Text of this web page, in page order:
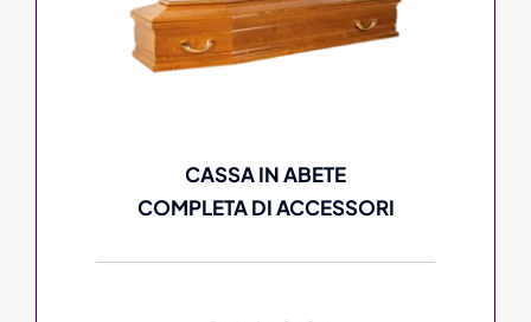
CASSA IN ABETE
COMPLETA DI ACCESSORI